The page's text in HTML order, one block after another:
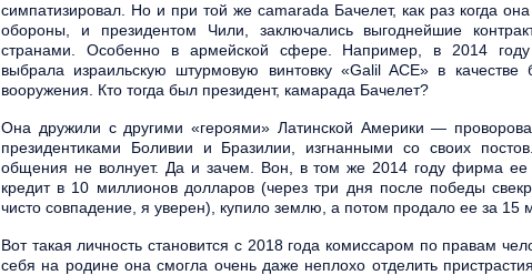
симпатизировал. Но и при той же camarada Бачелет, как раз когда
обороны, и президентом Чили, заключались выгоднейшие
странами. Особенно в армейской сфере. Например, в 2014
выбрала израильскую штурмовую винтовку «Galil ACE» в качестве
вооружения. Кто тогда был президент, камарада Бачелет?
Она дружили с другими «героями» Латинской Америки —
президентиками Боливии и Бразилии, изгнанными со своих
общения не волнует. Да и зачем. Вон, в том же 2014 году фирма ее
кредит в 10 миллионов долларов (через три дня после победы
чисто совпадение, я уверен), купило землю, а потом продало ее за 15
Вот такая личность становится с 2018 года комиссаром по правам
себя на родине она смогла очень даже неплохо отделить